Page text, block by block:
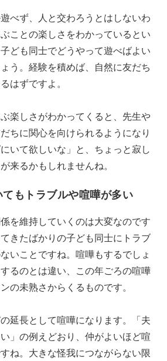
べず、人と交わろうとはしないわ
ことの楽しさをわかっているとい
ども同士でどうやって遊べばよい
う。経験を積めば、自然に友だち
はずですよ。
楽しさがわかってくると、先生や
ちに関心を向けられるようになり
いて欲しいな」と、ちょっと寂し
来るかもしれませんね。
もトラブルや喧嘩が多い
を維持していくのは大変なのです
きたばかりの子ども同士にトラブ
いことですね。喧嘩もするでしょ
るのとは違い、この年ごろの喧嘩
の未熟さからくるものです。
延長として喧嘩になります。「夫
」の例えどおり、仲がよいほど喧
ね。大きな怪我につながらない限